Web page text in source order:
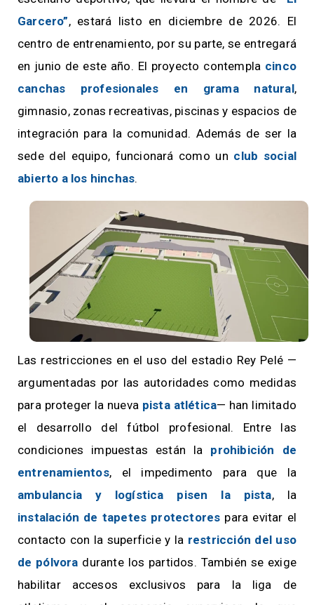
Garcero”, estará listo en diciembre de 2026. El
centro de entrenamiento, por su parte, se entregará
en junio de este año. El proyecto contempla cinco
canchas profesionales en grama natural,
gimnasio, zonas recreativas, piscinas y espacios de
integración para la comunidad. Además de ser la
sede del equipo, funcionará como un club social
abierto a los hinchas.
Las restricciones en el uso del estadio Rey Pelé —
argumentadas por las autoridades como medidas
para proteger la nueva pista atlética— han limitado
el desarrollo del fútbol profesional. Entre las
condiciones impuestas están la prohibición de
entrenamientos, el impedimento para que la
ambulancia y logística pisen la pista, la
instalación de tapetes protectores para evitar el
contacto con la superficie y la restricción del uso
de pólvora durante los partidos. También se exige
habilitar accesos exclusivos para la liga de